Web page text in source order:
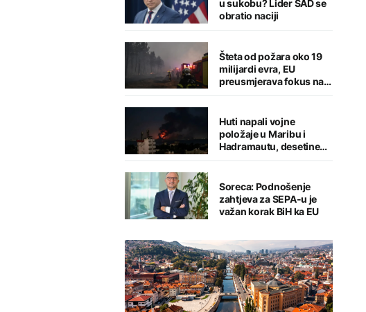
u sukobu? Lider SAD se
obratio naciji
Šteta od požara oko 19
milijardi evra, EU
preusmjerava fokus na
prevenciju
Huti napali vojne
položaje u Maribu i
Hadramautu, desetine
stradalih
Soreca: Podnošenje
zahtjeva za SEPA-u je
važan korak BiH ka EU